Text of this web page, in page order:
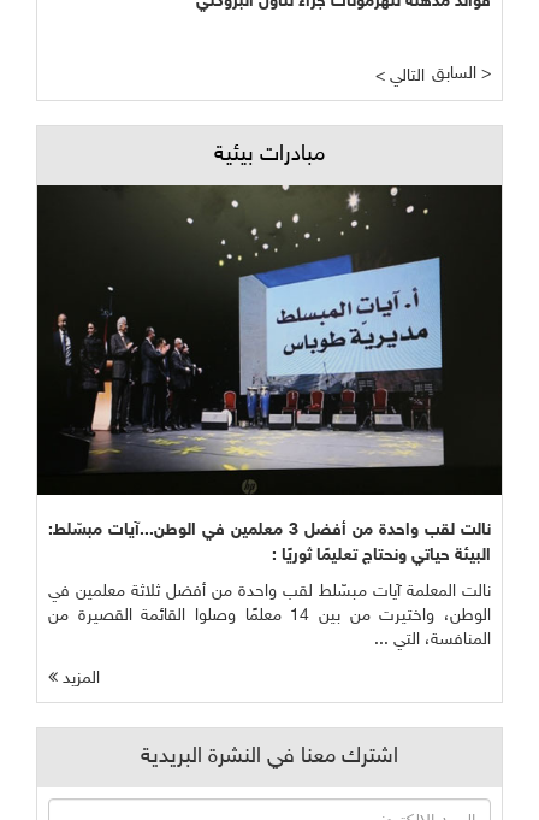
< التالي السابق >
مبادرات بيئية
نالت لقب واحدة من أفضل 3 معلمين في الوطن...آيات مبسّلط:
البيئة حياتي ونحتاج تعليمًا ثوريًا :
نالت المعلمة آيات مبسّلط لقب واحدة من أفضل ثلاثة معلمين في
الوطن، واختيرت من بين 14 معلمًا وصلوا القائمة القصيرة من
المنافسة، التي ...
المزيد
اشترك معنا في النشرة البريدية